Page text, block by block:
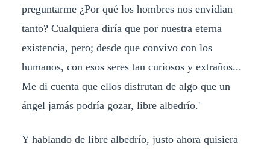
preguntarme ¿Por qué los hombres nos envidian
tanto? Cualquiera diría que por nuestra eterna
existencia, pero; desde que convivo con los
humanos, con esos seres tan curiosos y extraños...
Me di cuenta que ellos disfrutan de algo que un
ángel jamás podría gozar, libre albedrío.'
Y hablando de libre albedrío, justo ahora quisiera